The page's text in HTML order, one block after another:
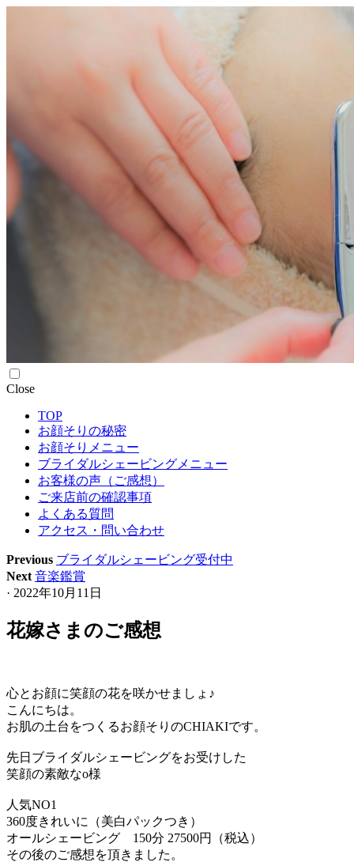
CloseSkip
content
TOP
お顔そりの秘密
お顔そりメニュー
ブライダルシェービングメニュー
お客様の声（ご感想）
ご来店前の確認事項
よくある質問
アクセス・問い合わせ
Previous ブライダルシェービング受付中
Next 音楽鑑賞
· 2022年10月11日
花嫁さまのご感想
心とお顔に笑顔の花を咲かせましょ♪
こんにちは。
お肌の土台をつくるお顔そりのCHIAKIです。
先日ブライダルシェービングをお受けした
笑顔の素敵なo様
人気NO1
360度きれいに（美白パックつき）
オールシェービング 150分 27500円（税込）
その後のご感想を頂きました。